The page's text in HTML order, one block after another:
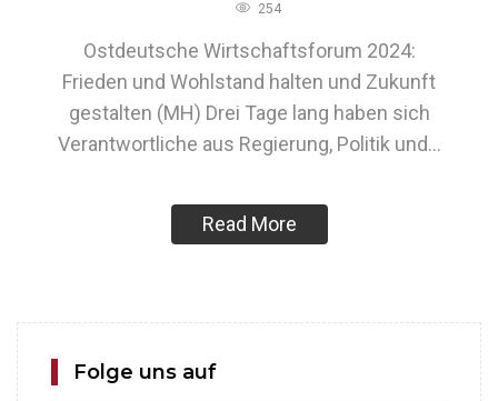
254
Ostdeutsche Wirtschaftsforum 2024:
Frieden und Wohlstand halten und Zukunft
gestalten (MH) Drei Tage lang haben sich
Verantwortliche aus Regierung, Politik und…
Read More
Folge uns auf